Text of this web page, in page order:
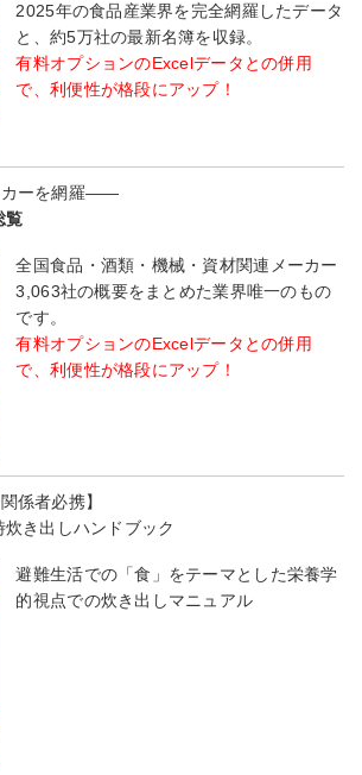
2025年の食品産業界を完全網羅したデータ
と、約5万社の最新名簿を収録。
有料オプションのExcelデータとの併用
で、利便性が格段にアップ！
カーを網羅――
覧
全国食品・酒類・機械・資材関連メーカー
3,063社の概要をまとめた業界唯一のもの
です。
有料オプションのExcelデータとの併用
で、利便性が格段にアップ！
係者必携】
き出しハンドブック
避難生活での「食」をテーマとした栄養学
的視点での炊き出しマニュアル